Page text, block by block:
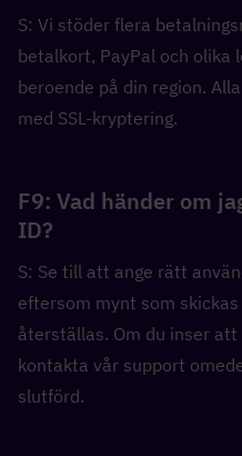
S: Vi stöder flera
betalkort, PayPal och
beroende på din region.
med SSL-kryptering.
F9: Vad händer om
ID?
S: Se till att ange rätt
eftersom mynt som
återställas. Om du inser
kontakta vår support
slutförd.